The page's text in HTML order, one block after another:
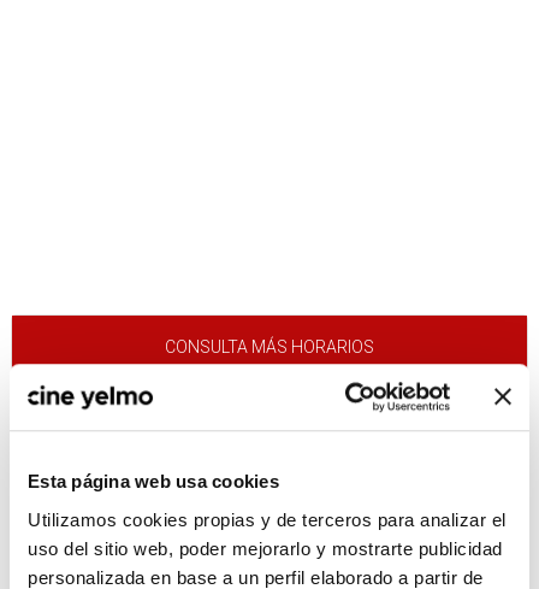
Esta página web usa cookies
Utilizamos cookies propias y de terceros para analizar el
uso del sitio web, poder mejorarlo y mostrarte publicidad
personalizada en base a un perfil elaborado a partir de
CONSULTA MÁS HORARIOS
:(
No hay películas con el
criterio de búsqueda
seleccionado.